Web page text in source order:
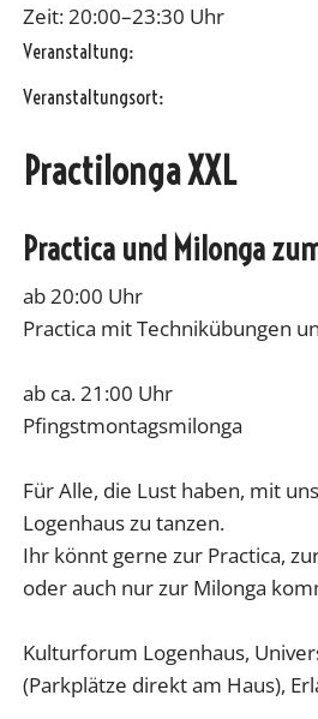
Zeit: 20:00–23:30 Uhr
Veranstaltung:
Veranstaltungsort:
Practilonga XXL
Practica und Milonga
ab 20:00 Uhr
Practica mit Technikübungen
ab ca. 21:00 Uhr
Pfingstmontagsmilonga
Für Alle, die Lust haben, mit
Logenhaus zu tanzen.
Ihr könnt gerne zur Practica,
oder auch nur zur Milonga
Kulturforum Logenhaus,
(Parkplätze direkt am Haus),